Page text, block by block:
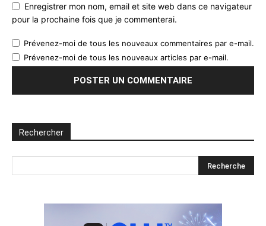
Enregistrer mon nom, email et site web dans ce navigateur
pour la prochaine fois que je commenterai.
Prévenez-moi de tous les nouveaux commentaires par e-mail.
Prévenez-moi de tous les nouveaux articles par e-mail.
Rechercher